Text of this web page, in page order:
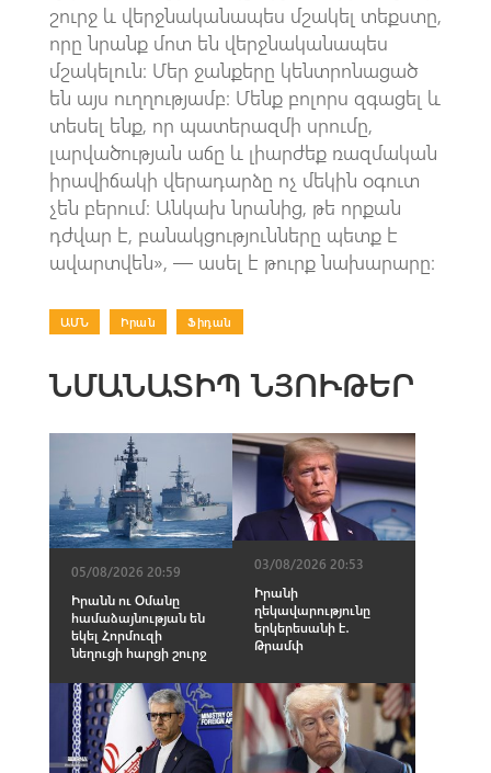
շուրջ և վերջնականապես մշակել տեքստը,
որը նրանք մոտ են վերջնականապես
մշակելուն։ Մեր ջանքերը կենտրոնացած
են այս ուղղությամբ։ Մենք բոլորս զգացել և
տեսել ենք, որ պատերազմի սրումը,
լարվածության աճը և լիարժեք ռազմական
իրավիճակի վերադարձը ոչ մեկին օգուտ
չեն բերում։ Անկախ նրանից, թե որքան
դժվար է, բանակցությունները պետք է
ավարտվեն», — ասել է թուրք նախարարը։
ԱՄՆ Իրան Ֆիդան
ՆՄԱՆԱՏԻՊ ՆՅՈՒԹԵՐ
05/08/2026 20:59
Իրանն ու Օմանը
համաձայնության են
եկել Հորմուզի
նեղուցի հարցի շուրջ
03/08/2026 20:53
Իրանի
ղեկավարությունը
երկերեսանի է․
Թրամփ